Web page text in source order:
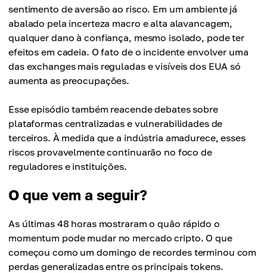
sentimento de aversão ao risco. Em um ambiente já
abalado pela incerteza macro e alta alavancagem,
qualquer dano à confiança, mesmo isolado, pode ter
efeitos em cadeia. O fato de o incidente envolver uma
das exchanges mais reguladas e visíveis dos EUA só
aumenta as preocupações.
Esse episódio também reacende debates sobre
plataformas centralizadas e vulnerabilidades de
terceiros. À medida que a indústria amadurece, esses
riscos provavelmente continuarão no foco de
reguladores e instituições.
O que vem a seguir?
As últimas 48 horas mostraram o quão rápido o
momentum pode mudar no mercado cripto. O que
começou como um domingo de recordes terminou com
perdas generalizadas entre os principais tokens.